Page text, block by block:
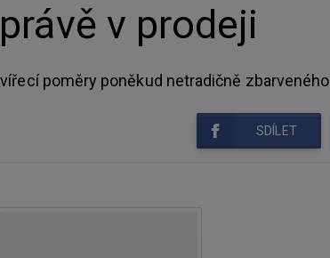
v prodeji
poměry poněkud netradičně
SDÍLET